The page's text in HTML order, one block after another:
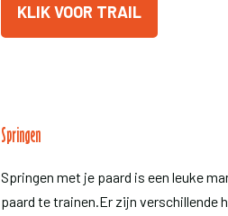
KLIK VOOR TRAIL
Springen
Springen met je paard is een leuke
paard te trainen.Er zijn verschillende